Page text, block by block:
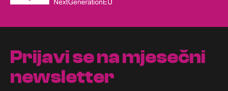
Prijavi se na mjesečni
newsletter